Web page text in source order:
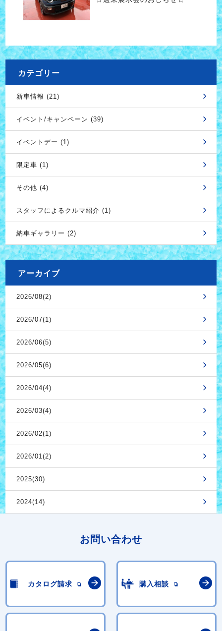
カテゴリー
新車情報 (21)
イベント/キャンペーン (39)
イベントデー (1)
限定車 (1)
その他 (4)
スタッフによるクルマ紹介 (1)
納車ギャラリー (2)
アーカイブ
2026/08(2)
2026/07(1)
2026/06(5)
2026/05(6)
2026/04(4)
2026/03(4)
2026/02(1)
2026/01(2)
2025(30)
2024(14)
お問い合わせ
カタログ請求 購入相談